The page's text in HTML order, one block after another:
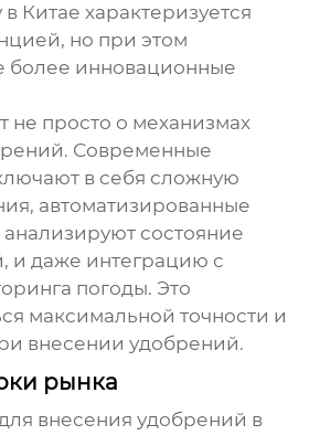
в Китае характеризуется
но при этом
более инновационные
не просто о механизмах
Современные
в себя сложную
автоматизированные
состояние
и даже интеграцию с
погоды. Это
максимальной точности и
внесении удобрений.
рынка
внесения удобрений в